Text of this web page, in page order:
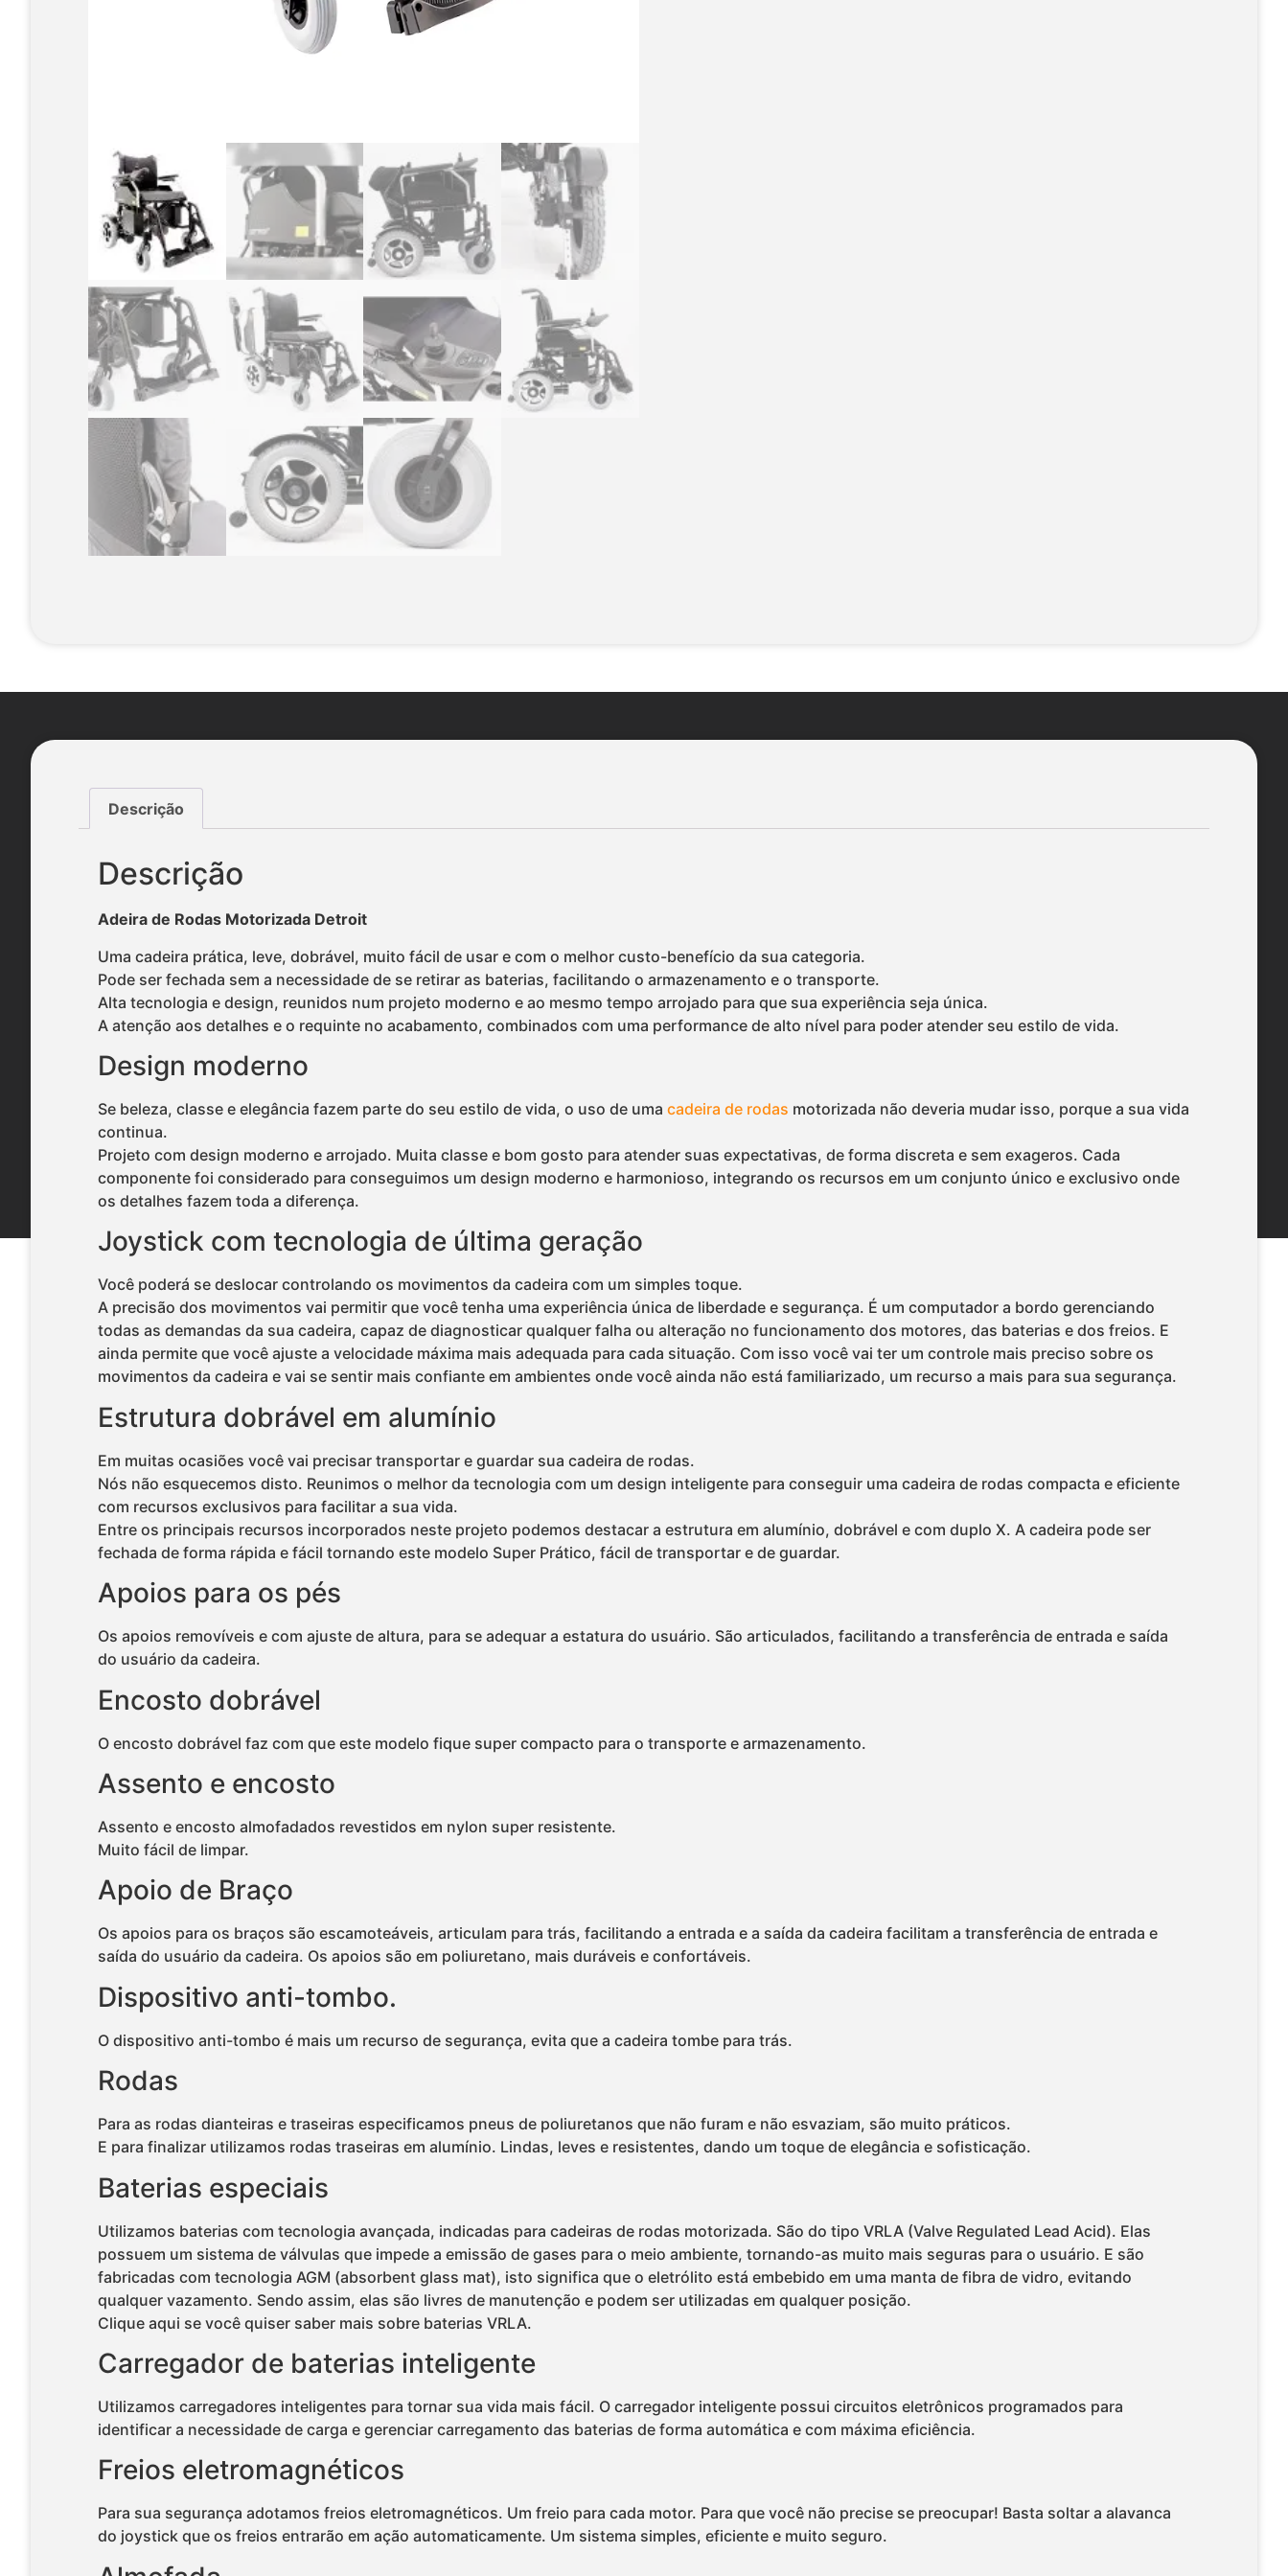
Descrição
Descrição
Adeira de Rodas Motorizada Detroit
Uma cadeira prática, leve, dobrável, muito fácil de usar e com o melhor custo-benefício da sua categoria.
Pode ser fechada sem a necessidade de se retirar as baterias, facilitando o armazenamento e o transporte.
Alta tecnologia e design, reunidos num projeto moderno e ao mesmo tempo arrojado para que sua experiência seja única.
A atenção aos detalhes e o requinte no acabamento, combinados com uma performance de alto nível para poder atender seu estilo de vida.
Design moderno
Se beleza, classe e elegância fazem parte do seu estilo de vida, o uso de uma cadeira de rodas motorizada não deveria mudar isso, porque a sua vida
continua.
Projeto com design moderno e arrojado. Muita classe e bom gosto para atender suas expectativas, de forma discreta e sem exageros. Cada
componente foi considerado para conseguimos um design moderno e harmonioso, integrando os recursos em um conjunto único e exclusivo onde
os detalhes fazem toda a diferença.
Joystick com tecnologia de última geração
Você poderá se deslocar controlando os movimentos da cadeira com um simples toque.
A precisão dos movimentos vai permitir que você tenha uma experiência única de liberdade e segurança. É um computador a bordo gerenciando
todas as demandas da sua cadeira, capaz de diagnosticar qualquer falha ou alteração no funcionamento dos motores, das baterias e dos freios. E
ainda permite que você ajuste a velocidade máxima mais adequada para cada situação. Com isso você vai ter um controle mais preciso sobre os
movimentos da cadeira e vai se sentir mais confiante em ambientes onde você ainda não está familiarizado, um recurso a mais para sua segurança.
Estrutura dobrável em alumínio
Em muitas ocasiões você vai precisar transportar e guardar sua cadeira de rodas.
Nós não esquecemos disto. Reunimos o melhor da tecnologia com um design inteligente para conseguir uma cadeira de rodas compacta e eficiente
com recursos exclusivos para facilitar a sua vida.
Entre os principais recursos incorporados neste projeto podemos destacar a estrutura em alumínio, dobrável e com duplo X. A cadeira pode ser
fechada de forma rápida e fácil tornando este modelo Super Prático, fácil de transportar e de guardar.
Apoios para os pés
Os apoios removíveis e com ajuste de altura, para se adequar a estatura do usuário. São articulados, facilitando a transferência de entrada e saída
do usuário da cadeira.
Encosto dobrável
O encosto dobrável faz com que este modelo fique super compacto para o transporte e armazenamento.
Assento e encosto
Assento e encosto almofadados revestidos em nylon super resistente.
Muito fácil de limpar.
Apoio de Braço
Os apoios para os braços são escamoteáveis, articulam para trás, facilitando a entrada e a saída da cadeira facilitam a transferência de entrada e
saída do usuário da cadeira. Os apoios são em poliuretano, mais duráveis e confortáveis.
Dispositivo anti-tombo.
O dispositivo anti-tombo é mais um recurso de segurança, evita que a cadeira tombe para trás.
Rodas
Para as rodas dianteiras e traseiras especificamos pneus de poliuretanos que não furam e não esvaziam, são muito práticos.
E para finalizar utilizamos rodas traseiras em alumínio. Lindas, leves e resistentes, dando um toque de elegância e sofisticação.
Baterias especiais
Utilizamos baterias com tecnologia avançada, indicadas para cadeiras de rodas motorizada. São do tipo VRLA (Valve Regulated Lead Acid). Elas
possuem um sistema de válvulas que impede a emissão de gases para o meio ambiente, tornando-as muito mais seguras para o usuário. E são
fabricadas com tecnologia AGM (absorbent glass mat), isto significa que o eletrólito está embebido em uma manta de fibra de vidro, evitando
qualquer vazamento. Sendo assim, elas são livres de manutenção e podem ser utilizadas em qualquer posição.
Clique aqui se você quiser saber mais sobre baterias VRLA.
Carregador de baterias inteligente
Utilizamos carregadores inteligentes para tornar sua vida mais fácil. O carregador inteligente possui circuitos eletrônicos programados para
identificar a necessidade de carga e gerenciar carregamento das baterias de forma automática e com máxima eficiência.
Freios eletromagnéticos
Para sua segurança adotamos freios eletromagnéticos. Um freio para cada motor. Para que você não precise se preocupar! Basta soltar a alavanca
do joystick que os freios entrarão em ação automaticamente. Um sistema simples, eficiente e muito seguro.